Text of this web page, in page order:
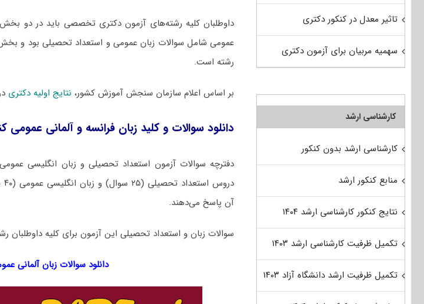
داوطلبان کلیه رشته‌های آزمون دکتری تخصصی باید در
عمومی شامل سوالات زبان عمومی و استعداد تحصیلی بود
رشته است.
بر اساس اعلام سازمان سنجش آموزش کشور، نتایج اولیه دکتری
دانلود سوالات و کلید زبان فرانسه و آلمانی عمومی
آن پاسخ می‌دهند.
سوالات زبان و استعداد تحصیلی این آزمون برای کلیه
دانلود سوالات زبان آلمانی
تاثیر معدل در کنکور دکتری
سهمیه مربیان برای آزمون دکتری
کارشناسی ارشد
کارشناسی ارشد بدون کنکور
منابع کنکور ارشد
نتایج کنکور کارشناسی ارشد ۱۴۰۴
تکمیل ظرفیت کارشناسی ارشد ۱۴۰۳
تکمیل ظرفیت ارشد دانشگاه آزاد ۱۴۰۳